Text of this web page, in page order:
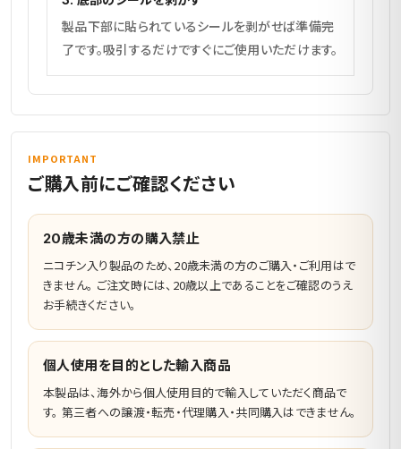
製品下部に貼られているシールを剥がせば準備完
了です。吸引するだけですぐにご使用いただけます。
IMPORTANT
ご購入前にご確認ください
20歳未満の方の購入禁止
ニコチン入り製品のため、20歳未満の方のご購入・ご利用はで
きません。 ご注文時には、20歳以上であることをご確認のうえ
お手続きください。
個人使用を目的とした輸入商品
本製品は、海外から個人使用目的で輸入していただく商品で
す。 第三者への譲渡・転売・代理購入・共同購入はできません。